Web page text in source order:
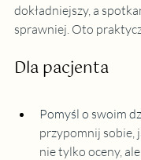
dokładniejszy, a
sprawniej. Oto
Dla pacjenta
Pomyśl o swoim
przypomnij sobie,
nie tylko oceny,